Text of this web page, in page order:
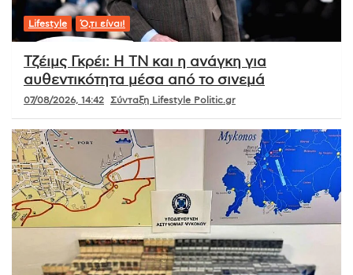
Lifestyle Ό,τι είναι!
Τζέιμς Γκρέι: Η ΤΝ και η ανάγκη για
αυθεντικότητα μέσα από το σινεμά
07/08/2026, 14:42 Σύνταξη Lifestyle Politic.gr